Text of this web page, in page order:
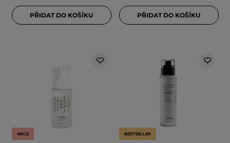
PŘIDAT DO KOŠÍKU PŘIDAT DO KOŠÍKU
AKCE BESTSELLER